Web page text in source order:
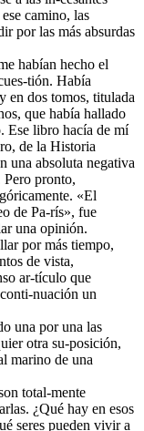
camino, las
por las más absurdas
habían hecho el
tión. Había
en dos tomos, titulada
que había hallado
Ese libro hacía de mí
de la Historia
una absoluta negativa
Pero pronto,
«El
de Pa-rís», fue
una opinión.
por más tiempo,
de vista,
ar-tículo que
nuación un
una por una las
otra su-posición,
marino de una
total-mente
¿Qué hay en esos
seres pueden vivir a